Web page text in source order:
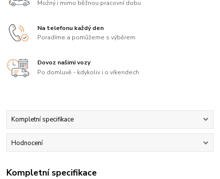
Možný i mimo běžnou pracovní dobu
Na telefonu každý den
Poradíme a pomůžeme s výběrem
Dovoz našimi vozy
Po domluvě - kdykoliv i o víkendech
Kompletní specifikace
Hodnocení
Kompletní specifikace